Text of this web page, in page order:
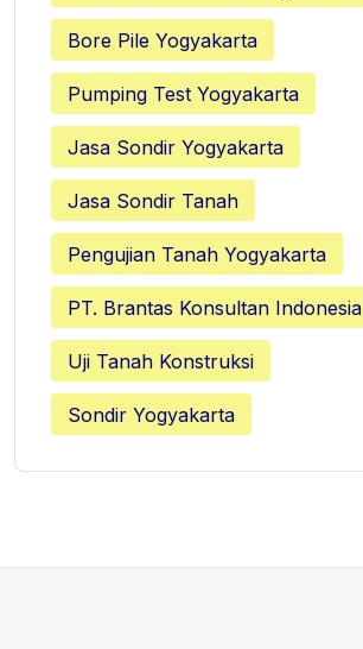
Bore Pile Yogyakarta
Pumping Test Yogyakarta
Jasa Sondir Yogyakarta
Jasa Sondir Tanah
Pengujian Tanah Yogyakarta
PT. Brantas Konsultan Indonesia
Uji Tanah Konstruksi
Sondir Yogyakarta